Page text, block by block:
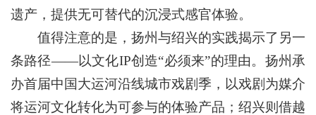
遗产，提供无可替代的沉浸式感官体验。
值得注意的是，扬州与绍兴的实践揭示了另一
条路径——以文化IP创造“必须来”的理由。扬州承
办首届中国大运河沿线城市戏剧季，以戏剧为媒介
将运河文化转化为可参与的体验产品；绍兴则借越